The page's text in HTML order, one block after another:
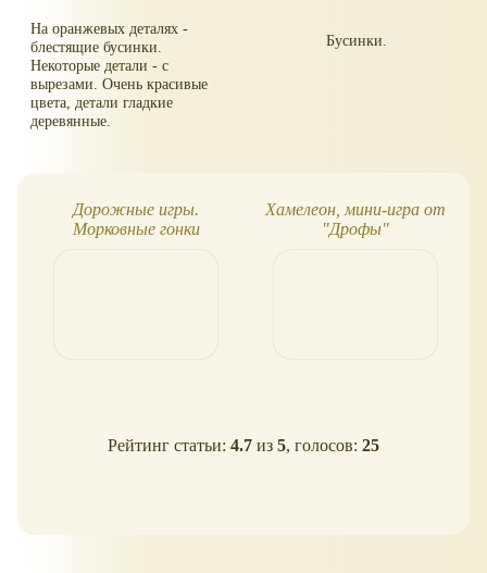
На оранжевых деталях -
блестящие бусинки.
Некоторые детали - с
вырезами. Очень красивые
цвета, детали гладкие
деревянные.
Бусинки.
Дорожные игры.
Морковные гонки
Хамелеон, мини-игра от
"Дрофы"
Рейтинг статьи: 4.7 из 5, голосов: 25